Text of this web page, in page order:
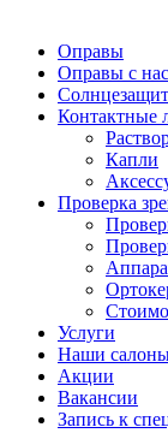
Оправы
Оправы с
Контактные
Капли
Проверка
Услуги
Наши
Акции
Вакансии
Запись к